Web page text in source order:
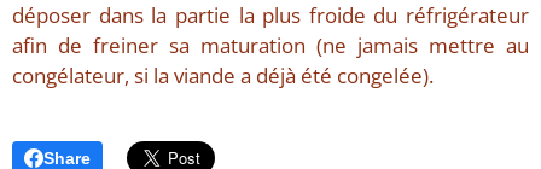
déposer dans la partie la plus froide du réfrigérateur
afin de freiner sa maturation (ne jamais mettre au
congélateur, si la viande a déjà été congelée).
Share